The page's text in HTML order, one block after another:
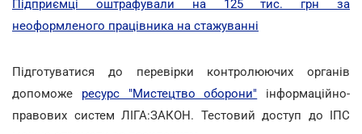
Підприємці оштрафували на 125 тис. грн за
неоформленого працівника на стажуванні
Підготуватися до перевірки контролюючих органів
допоможе ресурс "Мистецтво оборони" інформаційно-
правових систем ЛІГА:ЗАКОН. Тестовий доступ до ІПС